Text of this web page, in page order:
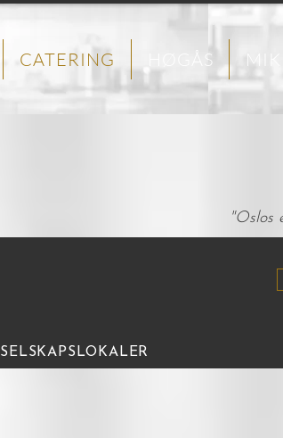
CATERING HØGÅS
"Oslos
SELSKAPSLOKALER